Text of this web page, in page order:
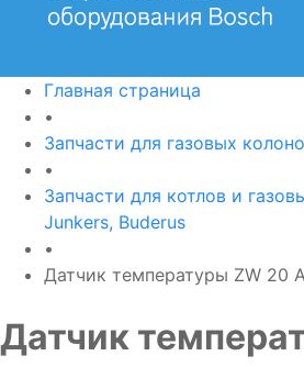
Главная страница
•
Запчасти для газовых
•
Запчасти для котлов и
Junkers, Buderus
•
Датчик температуры ZW 20
Датчик